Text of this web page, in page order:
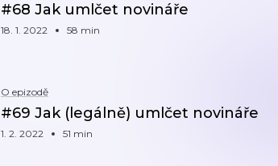
#68 Jak umlčet novináře
18. 1. 2022 58 min
O epizodě
#69 Jak (legálně) umlčet novináře
1. 2. 2022 51 min